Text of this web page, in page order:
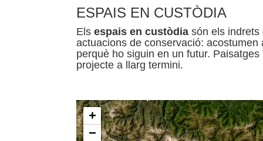
ESPAIS EN CUSTÒDIA
Els espais en custòdia són els indrets
actuacions de conservació:
perquè ho siguin en un futur.
projecte a llarg termini.
+
−